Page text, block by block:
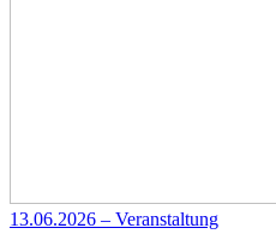
13.06.2026 – Veranstaltung